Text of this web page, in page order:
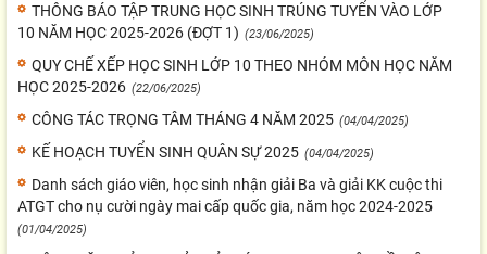
THÔNG BÁO TẬP TRUNG HỌC SINH TRÚNG TUYỂN VÀO LỚP
10 NĂM HỌC 2025-2026 (ĐỢT 1) (23/06/2025)
QUY CHẾ XẾP HỌC SINH LỚP 10 THEO NHÓM MÔN HỌC NĂM
HỌC 2025-2026 (22/06/2025)
CÔNG TÁC TRỌNG TÂM THÁNG 4 NĂM 2025 (04/04/2025)
KẾ HOẠCH TUYỂN SINH QUÂN SỰ 2025 (04/04/2025)
Danh sách giáo viên, học sinh nhận giải Ba và giải KK cuộc thi
ATGT cho nụ cười ngày mai cấp quốc gia, năm học 2024-2025
(01/04/2025)